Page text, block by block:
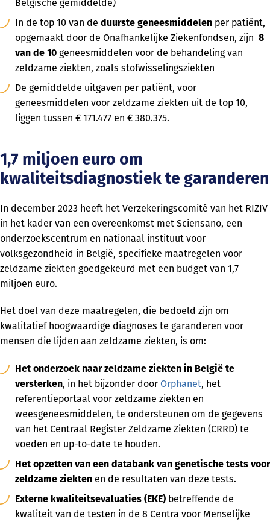
Belgische gemiddelde)
In de top 10 van de duurste geneesmiddelen per patiënt,
opgemaakt door de Onafhankelijke Ziekenfondsen, zijn 8
van de 10 geneesmiddelen voor de behandeling van
zeldzame ziekten, zoals stofwisselingsziekten
De gemiddelde uitgaven per patiënt, voor
geneesmiddelen voor zeldzame ziekten uit de top 10,
liggen tussen € 171.477 en € 380.375.
1,7 miljoen euro om
kwaliteitsdiagnostiek te garanderen
In december 2023 heeft het Verzekeringscomité van het RIZIV
in het kader van een overeenkomst met Sciensano, een
onderzoekscentrum en nationaal instituut voor
volksgezondheid in België, specifieke maatregelen voor
zeldzame ziekten goedgekeurd met een budget van 1,7
miljoen euro.
Het doel van deze maatregelen, die bedoeld zijn om
kwalitatief hoogwaardige diagnoses te garanderen voor
mensen die lijden aan zeldzame ziekten, is om:
Het onderzoek naar zeldzame ziekten in België te
versterken, in het bijzonder door Orphanet, het
referentieportaal voor zeldzame ziekten en
weesgeneesmiddelen, te ondersteunen om de gegevens
van het Centraal Register Zeldzame Ziekten (CRRD) te
voeden en up-to-date te houden.
Het opzetten van een databank van genetische tests voor
zeldzame ziekten en de resultaten van deze tests.
Externe kwaliteitsevaluaties (EKE) betreffende de
kwaliteit van de testen in de 8 Centra voor Menselijke